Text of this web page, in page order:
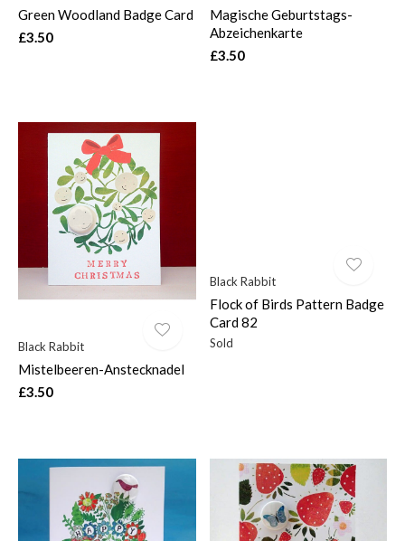
Green Woodland Badge Card
£3.50
Magische Geburtstags-
Abzeichenkarte
£3.50
Black Rabbit
Mistelbeeren-Anstecknadel
£3.50
Black Rabbit
Flock of Birds Pattern Badge
Card 82
Sold